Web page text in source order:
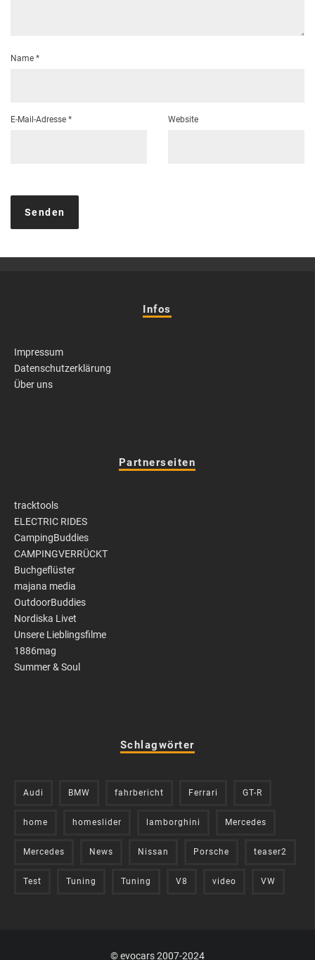
Name *
E-Mail-Adresse * Website
Infos
Impressum
Datenschutzerklärung
Über uns
Partnerseiten
tracktools
ELECTRIC RIDES
CampingBuddies
CAMPINGVERRÜCKT
Buchgeflüster
majana media
OutdoorBuddies
Nordiska Livet
Unsere Lieblingsfilme
1886mag
Summer & Soul
Schlagwörter
Audi BMW fahrbericht Ferrari GT-R
home homeslider lamborghini Mercedes
Mercedes News Nissan Porsche teaser2
Test Tuning Tuning V8 video VW
© evocars 2007-2024